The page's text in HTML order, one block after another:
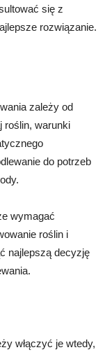
się z
rozwiązanie.
zależy od
roślin, warunki
do potrzeb
wymagać
roślin i
najlepszą decyzję
włączyć je wtedy,